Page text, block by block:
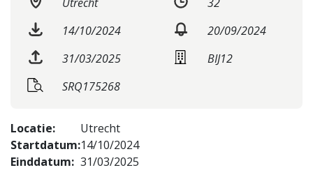
14/10/2024
20/09/2024
31/03/2025
BIJ12
SRQ175268
Locatie:
Startdatum:
Einddatum:
Utrecht
14/10/2024
31/03/2025